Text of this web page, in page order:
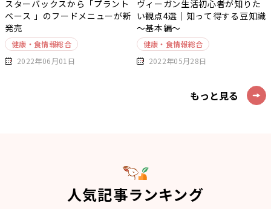
スターバックスから「プラント
ベース 」のフードメニューが新
発売
健康・食情報総合
2022年06月01日
ヴィーガン生活初心者が知りた
い観点4選｜知って得する豆知識
～基本編～
健康・食情報総合
2022年05月28日
もっと見る
人気記事ランキング